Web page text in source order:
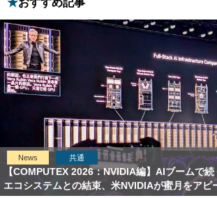
おすすめ記事
News 共通
【COMPUTEX 2026：NVIDIA編】AIブームで
エコシステムとの結束、米NVIDIAが蜜月をアピ